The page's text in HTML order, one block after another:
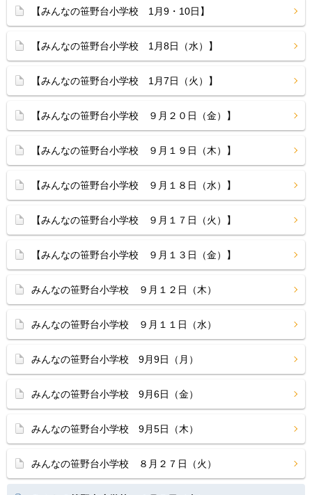
【みんなの笹野台小学校 1月9・10日】
【みんなの笹野台小学校 1月8日（水）】
【みんなの笹野台小学校 1月7日（火）】
【みんなの笹野台小学校 ９月２０日（金）】
【みんなの笹野台小学校 ９月１９日（木）】
【みんなの笹野台小学校 ９月１８日（水）】
【みんなの笹野台小学校 ９月１７日（火）】
【みんなの笹野台小学校 ９月１３日（金）】
みんなの笹野台小学校 ９月１２日（木）
みんなの笹野台小学校 ９月１１日（水）
みんなの笹野台小学校 9月9日（月）
みんなの笹野台小学校 9月6日（金）
みんなの笹野台小学校 9月5日（木）
みんなの笹野台小学校 ８月２７日（火）